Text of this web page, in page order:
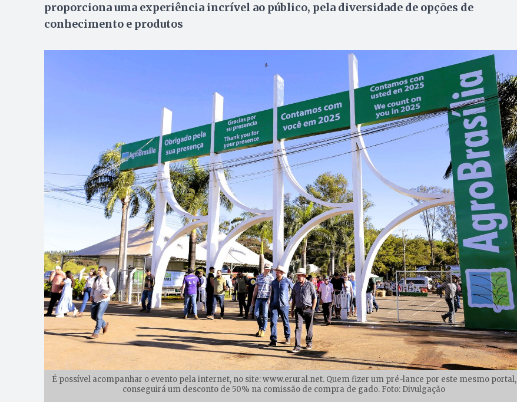
proporciona uma experiência incrível ao público, pela diversidade de opções de
conhecimento e produtos
É possível acompanhar o evento pela internet, no site: www.erural.net. Quem fizer um pré-lance por este mesmo portal,
conseguirá um desconto de 50% na comissão de compra de gado. Foto: Divulgação